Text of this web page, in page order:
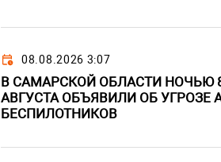
08.08.2026 3:07
В САМАРСКОЙ ОБЛАСТИ НОЧЬЮ
АВГУСТА ОБЪЯВИЛИ ОБ УГРОЗЕ
БЕСПИЛОТНИКОВ